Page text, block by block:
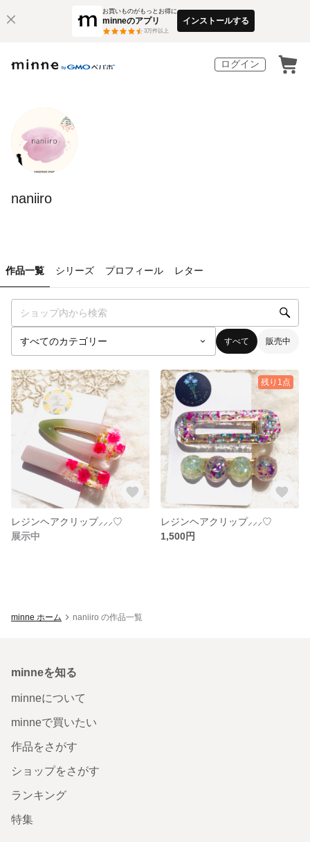
お買いものがもっとお得に
minneのアプリ
3万件以上
インストールする
ログイン
naniiro
作品一覧 シリーズ プロフィール レター
すべて 販売中
レジンヘアクリップ⸝⸝⸝♡︎
展示中
残り1点
レジンヘアクリップ⸝⸝⸝♡︎
1,500円
minne ホーム naniiro の作品一覧
minneを知る
minneについて
minneで買いたい
作品をさがす
ショップをさがす
ランキング
特集